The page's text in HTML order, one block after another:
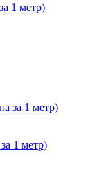
1 метр)
1 метр)